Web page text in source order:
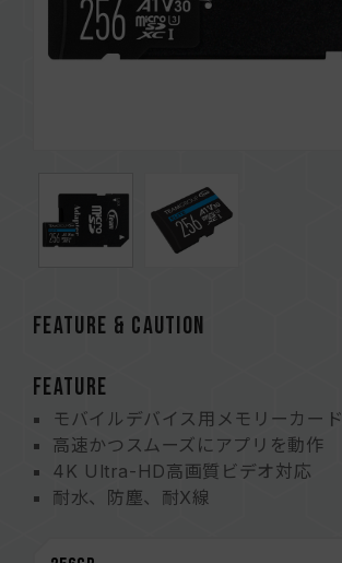
FEATURE & CAUTION
FEATURE
モバイルデバイス用メモリーカード
高速かつスムーズにアプリを動作
4K Ultra-HD高画質ビデオ対応
耐水、防塵、耐X線